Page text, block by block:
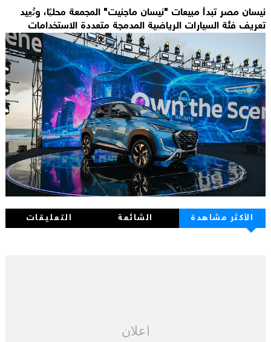
نيسان مصر تبدأ مبيعات "نيسان ماجنيت" المجمعة محليًا، وتُعِيد
تعريف فئة السيارات الرياضية المدمجة متعددة الاستخدامات
الأكثر مشاهدة الشائعة التعليقات
اعلان